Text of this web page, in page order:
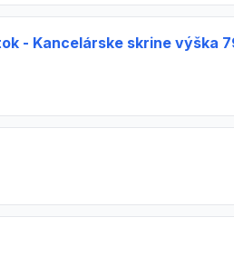
- Kancelárske skrine výška